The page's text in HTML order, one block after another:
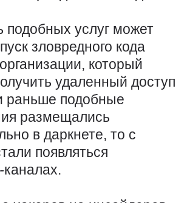
подобных услуг может
зловредного кода
который
удаленный доступ
раньше подобные
размещались
в даркнете, то с
появляться
каналах.